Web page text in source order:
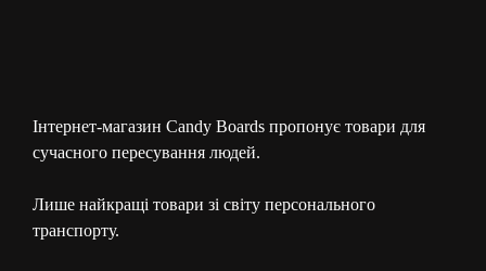
Інтернет-магазин Candy Boards пропонує товари для
сучасного пересування людей.
Лише найкращі товари зі світу персонального
транспорту.